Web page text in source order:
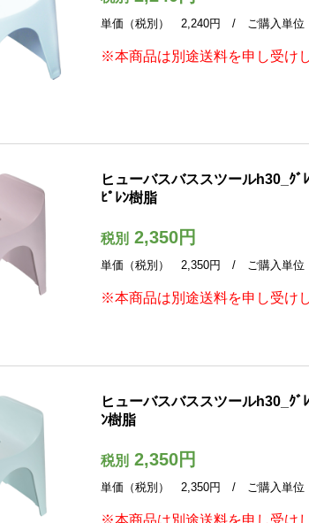
単価（税別） 2,240円 / ご購入単
※本商品は別途送料を申し受けし
ヒューバスバススツールh30_ｸﾞ
ﾋﾟﾚﾝ樹脂
税別2,350円
単価（税別） 2,350円 / ご購入単
※本商品は別途送料を申し受けし
ヒューバスバススツールh30_ｸﾞ
ﾝ樹脂
税別2,350円
単価（税別） 2,350円 / ご購入単